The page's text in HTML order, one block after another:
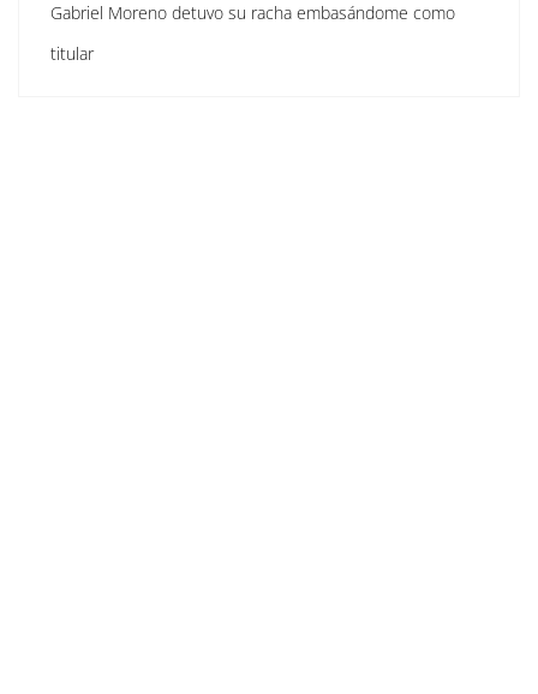
Gabriel Moreno detuvo su racha embasándome como
titular